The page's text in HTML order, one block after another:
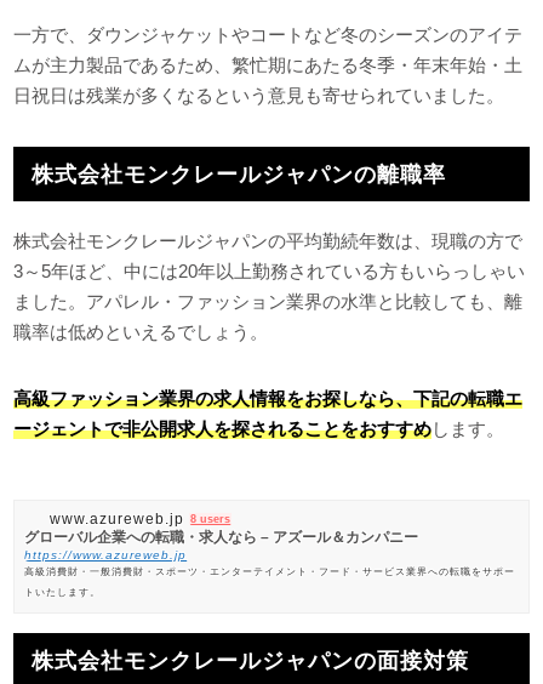
一方で、ダウンジャケットやコートなど冬のシーズンのアイテ
ムが主力製品であるため、繁忙期にあたる冬季・年末年始・土
日祝日は残業が多くなるという意見も寄せられていました。
株式会社モンクレールジャパンの離職率
株式会社モンクレールジャパンの平均勤続年数は、現職の方で
3～5年ほど、中には20年以上勤務されている方もいらっしゃい
ました。アパレル・ファッション業界の水準と比較しても、離
職率は低めといえるでしょう。
高級ファッション業界の求人情報をお探しなら、下記の転職エ
ージェントで非公開求人を探されることをおすすめします。
www.azureweb.jp 8 users
グローバル企業への転職・求人なら – アズール＆カンパニー
https://www.azureweb.jp
高級消費財・一般消費財・スポーツ・エンターテイメント・フード・サービス業界への転職をサポー
トいたします。
株式会社モンクレールジャパンの面接対策